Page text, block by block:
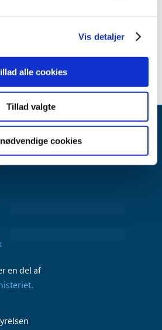
Vis detaljer
alle cookies
Tillad valgte
cookies
en del af